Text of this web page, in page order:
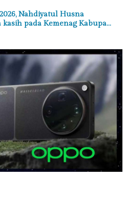
Nahdiyatul Husna
kasih pada Kemenag Kabupa…